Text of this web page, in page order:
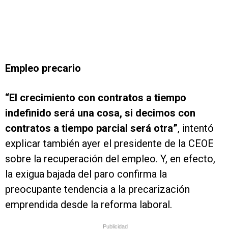
Empleo precario
“El crecimiento con contratos a tiempo
indefinido será una cosa, si decimos con
contratos a tiempo parcial será otra”, intentó
explicar también ayer el presidente de la CEOE
sobre la recuperación del empleo. Y, en efecto,
la exigua bajada del paro confirma la
preocupante tendencia a la precarización
emprendida desde la reforma laboral.
Publicidad